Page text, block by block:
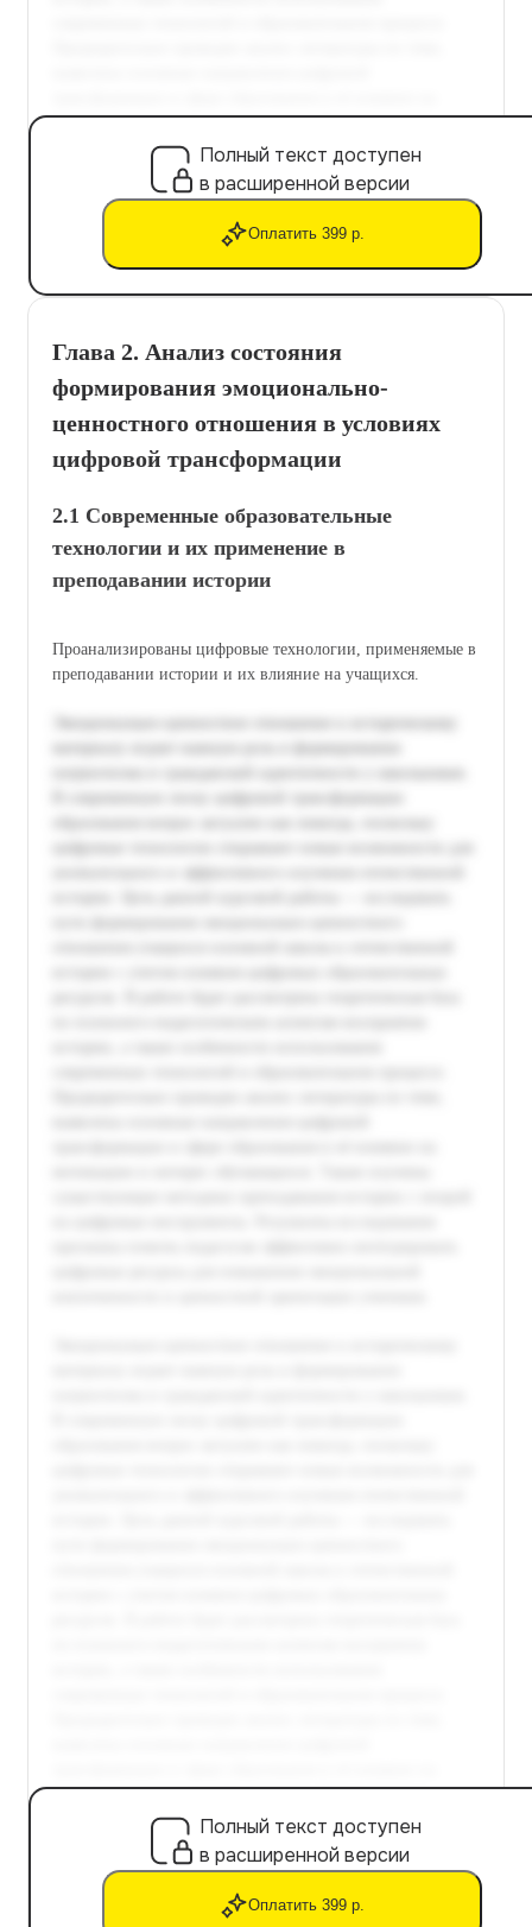
Полный текст доступен
в расширенной версии
Оплатить 399 р.
Глава 2. Анализ состояния
формирования эмоционально-
ценностного отношения в условиях
цифровой трансформации
2.1 Современные образовательные
технологии и их применение в
преподавании истории
Проанализированы цифровые технологии, применяемые в
преподавании истории и их влияние на учащихся.
Полный текст доступен
в расширенной версии
Оплатить 399 р.